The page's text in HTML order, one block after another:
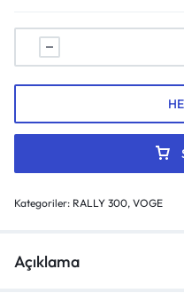
Kategoriler: RALLY 300, VOGE
Açıklama